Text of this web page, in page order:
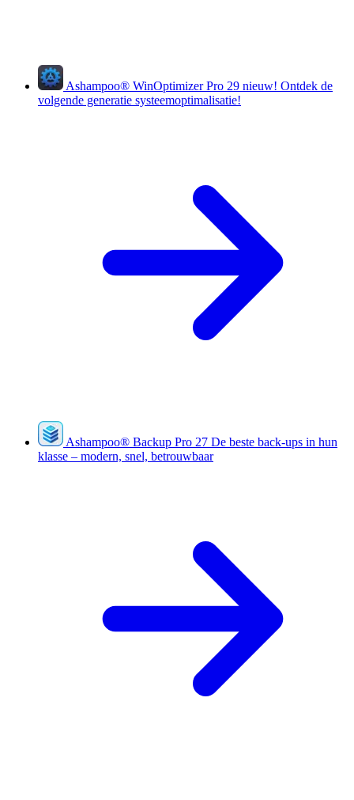
Ashampoo® WinOptimizer Pro 29 nieuw! Ontdek de
volgende generatie systeemoptimalisatie!
Ashampoo® Backup Pro 27 De beste back-ups in hun
klasse – modern, snel, betrouwbaar